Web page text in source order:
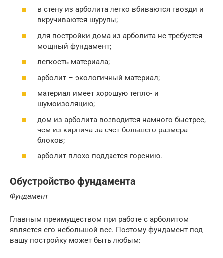
в стену из арболита легко вбиваются гвозди и
вкручиваются шурупы;
для постройки дома из арболита не требуется
мощный фундамент;
легкость материала;
арболит – экологичный материал;
материал имеет хорошую тепло- и
шумоизоляцию;
дом из арболита возводится намного быстрее,
чем из кирпича за счет большего размера
блоков;
арболит плохо поддается горению.
Обустройство фундамента
Фундамент
Главным преимуществом при работе с арболитом
является его небольшой вес. Поэтому фундамент под
вашу постройку может быть любым: